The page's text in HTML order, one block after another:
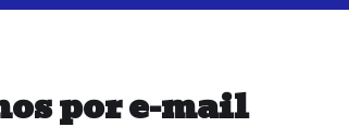
por e-mail